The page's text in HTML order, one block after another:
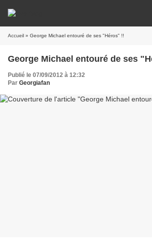
Accueil » George Michael entouré de ses "Héros" !!
George Michael entouré de ses
Publié le 07/09/2012 à 12:32
Par Georgiafan